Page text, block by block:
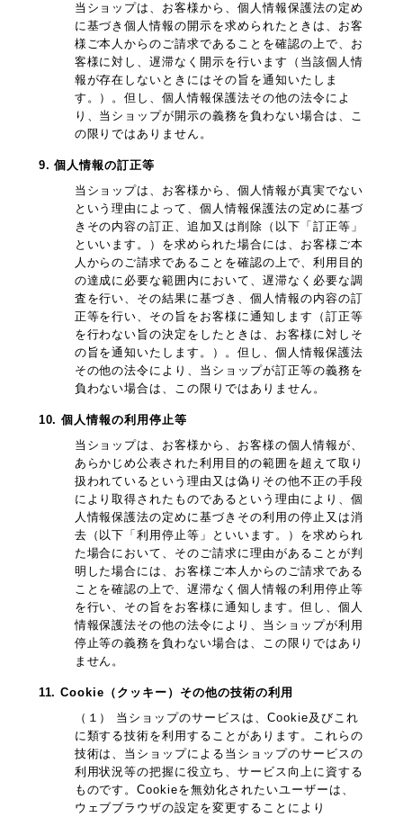
当ショップは、お客様から、個人情報保護法の定め
に基づき個人情報の開示を求められたときは、お客
様ご本人からのご請求であることを確認の上で、お
客様に対し、遅滞なく開示を行います（当該個人情
報が存在しないときにはその旨を通知いたしま
す。）。但し、個人情報保護法その他の法令によ
り、当ショップが開示の義務を負わない場合は、こ
の限りではありません。
9. 個人情報の訂正等
当ショップは、お客様から、個人情報が真実でない
という理由によって、個人情報保護法の定めに基づ
きその内容の訂正、追加又は削除（以下「訂正等」
といいます。）を求められた場合には、お客様ご本
人からのご請求であることを確認の上で、利用目的
の達成に必要な範囲内において、遅滞なく必要な調
査を行い、その結果に基づき、個人情報の内容の訂
正等を行い、その旨をお客様に通知します（訂正等
を行わない旨の決定をしたときは、お客様に対しそ
の旨を通知いたします。）。但し、個人情報保護法
その他の法令により、当ショップが訂正等の義務を
負わない場合は、この限りではありません。
10. 個人情報の利用停止等
当ショップは、お客様から、お客様の個人情報が、
あらかじめ公表された利用目的の範囲を超えて取り
扱われているという理由又は偽りその他不正の手段
により取得されたものであるという理由により、個
人情報保護法の定めに基づきその利用の停止又は消
去（以下「利用停止等」といいます。）を求められ
た場合において、そのご請求に理由があることが判
明した場合には、お客様ご本人からのご請求である
ことを確認の上で、遅滞なく個人情報の利用停止等
を行い、その旨をお客様に通知します。但し、個人
情報保護法その他の法令により、当ショップが利用
停止等の義務を負わない場合は、この限りではあり
ません。
11. Cookie（クッキー）その他の技術の利用
（１） 当ショップのサービスは、Cookie及びこれ
に類する技術を利用することがあります。これらの
技術は、当ショップによる当ショップのサービスの
利用状況等の把握に役立ち、サービス向上に資する
ものです。Cookieを無効化されたいユーザーは、
ウェブブラウザの設定を変更することにより